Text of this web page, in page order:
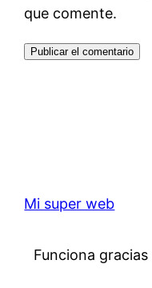
que comente.
Mi super web
Funciona gracias